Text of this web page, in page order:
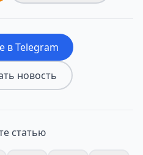
в Telegram
новость
статью